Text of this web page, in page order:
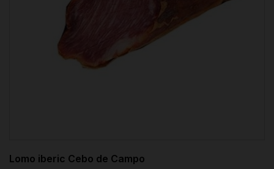
Lomo iberic Cebo de Campo